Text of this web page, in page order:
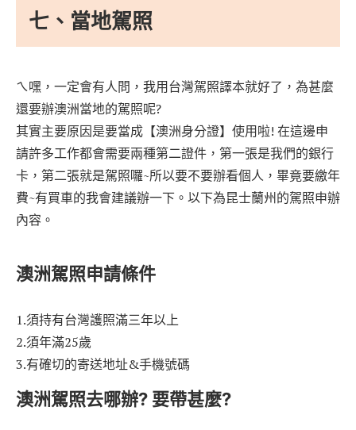
七、當地駕照
ㄟ嘿，一定會有人問，我用台灣駕照譯本就好了，為甚麼
還要辦澳洲當地的駕照呢?
其實主要原因是要當成【澳洲身分證】使用啦! 在這邊申
請許多工作都會需要兩種第二證件，第一張是我們的銀行
卡，第二張就是駕照囉~所以要不要辦看個人，畢竟要繳年
費~有買車的我會建議辦一下。以下為昆士蘭州的駕照申辦
內容。
澳洲駕照申請條件
1.須持有台灣護照滿三年以上
2.須年滿25歲
3.有確切的寄送地址&手機號碼
澳洲駕照去哪辦? 要帶甚麼?